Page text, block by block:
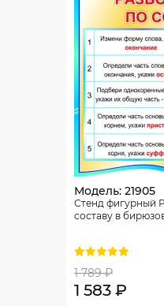
Модель: 21905
Стенд фигурный
составу в
1 789 ₽
1 583 ₽